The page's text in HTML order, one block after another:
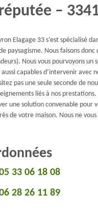
–
Elagage 33 s’est spécialisé
paysagisme. Nous faisons donc
Nous vous pourvoyons un
capables d’intervenir avec
pas une seule seconde de
liés à nos
une solution convenable pour
de votre maison. Nous ne vous
33 06 18 08
28 26 11 89